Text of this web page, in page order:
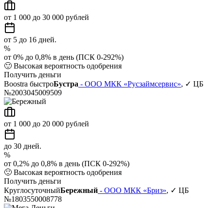
от 1 000 до 30 000 рублей
от 5 до 16 дней.
%
от 0% до 0,8% в день (ПСК 0-292%)
🙂 Высокая вероятность одобрения
Получить деньги
Boostra быстроБустра - ООО МКК «Русзаймсервис», ✓ ЦБ
№2003045009509
от 1 000 до 20 000 рублей
до 30 дней.
%
от 0,2% до 0,8% в день (ПСК 0-292%)
🙂 Высокая вероятность одобрения
Получить деньги
КруглосуточныйБережный - ООО МКК «Бриз», ✓ ЦБ
№1803550008778